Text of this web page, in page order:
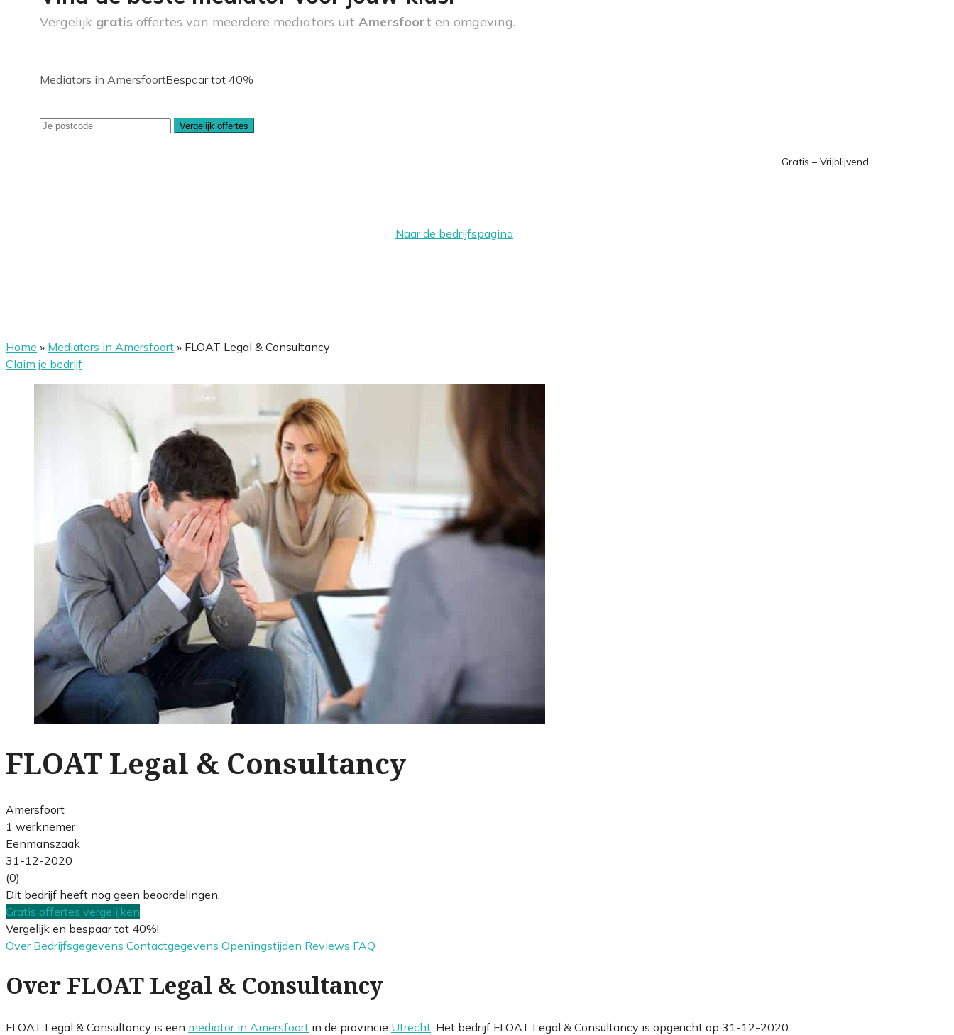
Vergelijk gratis offertes van meerdere mediators uit Amersfoort en omgeving.
Mediators in AmersfoortBespaar tot 40%
Vergelijk offertes
Gratis – Vrijblijvend
Naar de bedrijfspagina
Home » Mediators in Amersfoort » FLOAT Legal & Consultancy
Claim je bedrijf
FLOAT Legal & Consultancy
Amersfoort
1 werknemer
Eenmanszaak
31-12-2020
(0)
Dit bedrijf heeft nog geen beoordelingen.
Gratis offertes vergelijken
Vergelijk en bespaar tot 40%!
Over Bedrijfsgegevens Contactgegevens Openingstijden Reviews FAQ
Over FLOAT Legal & Consultancy
FLOAT Legal & Consultancy is een mediator in Amersfoort in de provincie Utrecht . Het bedrijf FLOAT Legal & Consultancy is opgericht op 31-12-2020.